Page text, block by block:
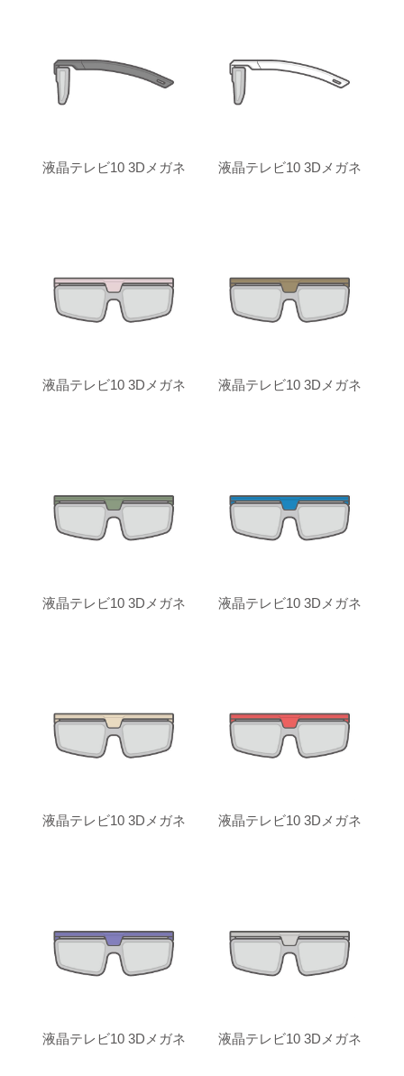
液晶テレビ10 3Dメガネ 液晶テレビ10 3Dメガネ
液晶テレビ10 3Dメガネ 液晶テレビ10 3Dメガネ
液晶テレビ10 3Dメガネ 液晶テレビ10 3Dメガネ
液晶テレビ10 3Dメガネ 液晶テレビ10 3Dメガネ
液晶テレビ10 3Dメガネ 液晶テレビ10 3Dメガネ